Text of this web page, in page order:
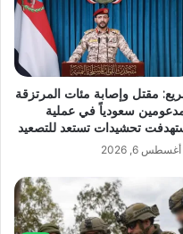
مقتل وإصابة مئات المرتزقة
سعودياً في عملية
تحشيدات تستعد للتصعيد
أغسطس 6, 2026